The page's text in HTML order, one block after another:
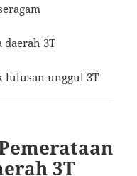
daerah 3T
lulusan unggul 3T
3T